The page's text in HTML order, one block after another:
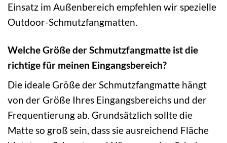
Einsatz im Außenbereich empfehlen wir spezielle
Outdoor-Schmutzfangmatten.
Welche Größe der Schmutzfangmatte ist die
richtige für meinen Eingangsbereich?
Die ideale Größe der Schmutzfangmatte hängt
von der Größe Ihres Eingangsbereichs und der
Frequentierung ab. Grundsätzlich sollte die
Matte so groß sein, dass sie ausreichend Fläche